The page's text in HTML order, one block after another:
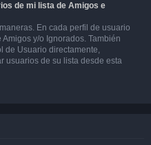
de mi lista de Amigos e
En cada perfil de usuario
y/o Ignorados. También
de Usuario directamente,
usuarios de su lista desde esta